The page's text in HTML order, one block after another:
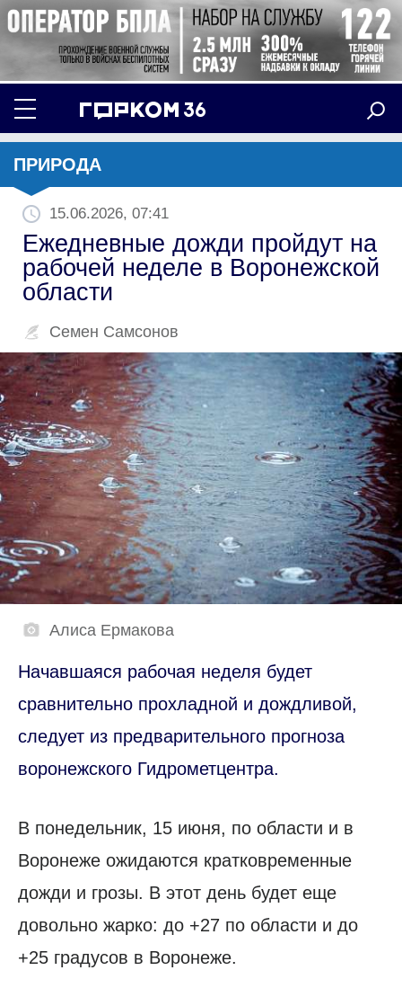
ПРИРОДА
15.06.2026, 07:41
Ежедневные дожди пройдут на
рабочей неделе в Воронежской
области
Семен Самсонов
Алиса Ермакова
Начавшаяся рабочая неделя будет
сравнительно прохладной и дождливой,
следует из предварительного прогноза
воронежского Гидрометцентра.
В понедельник, 15 июня, по области и в
Воронеже ожидаются кратковременные
дожди и грозы. В этот день будет еще
довольно жарко: до +27 по области и до
+25 градусов в Воронеже.